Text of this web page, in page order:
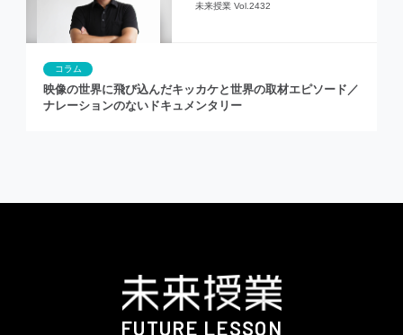
未来授業 Vol.2432
コラム
映像の世界に飛び込んだキッカケと世界の取材エピソード／
ナレーションのないドキュメンタリー
FUTURE LESSON